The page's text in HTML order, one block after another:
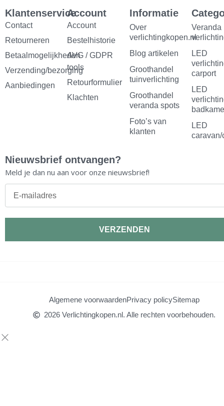
e
b
o
o
k
t
g
r
a
t
e
r
e
s
t
t
b
e
Klantenservice
Contact
Retourneren
Betaalmogelijkheden
Verzending/bezorging
Aanbiedingen
Account
Account
Bestelhistorie
AVG / GDPR
tools
Retourformulier
Klachten
Informatie
Over
verlichtingkopen.nl
Blog artikelen
Groothandel
tuinverlichting
Groothandel
veranda spots
Foto’s van
klanten
Veranda
LED
carport
LED
LED
caravan/
Nieuwsbrief ontvangen?
Meld je dan nu aan voor onze nieuwsbrief!
mailadres
VERZENDEN
Algemene voorwaardenPrivacy policySitemap
2026 Verlichtingkopen.nl. Alle rechten voorbehouden.